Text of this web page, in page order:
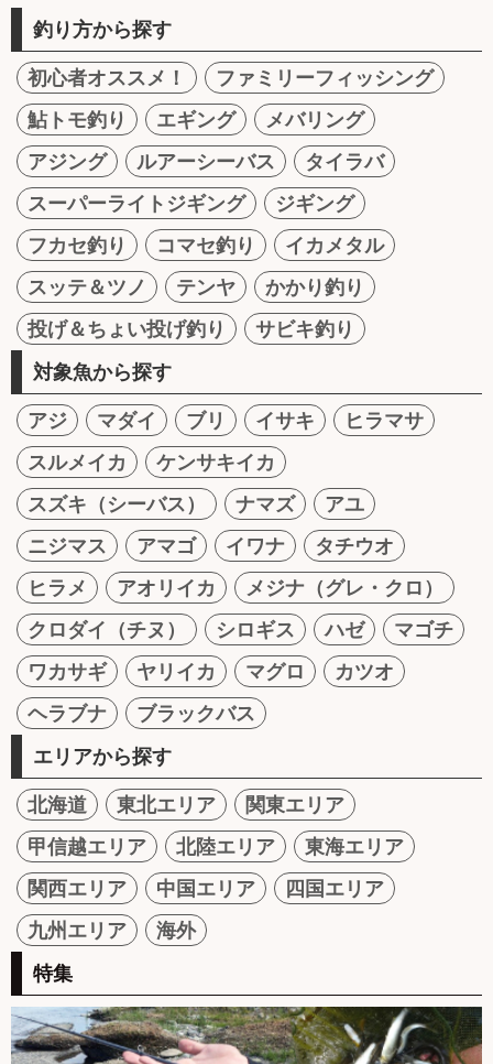
釣り方から探す
初心者オススメ！
ファミリーフィッシング
鮎トモ釣り
エギング
メバリング
アジング
ルアーシーバス
タイラバ
スーパーライトジギング
ジギング
フカセ釣り
コマセ釣り
イカメタル
スッテ＆ツノ
テンヤ
かかり釣り
投げ＆ちょい投げ釣り
サビキ釣り
対象魚から探す
アジ マダイ ブリ イサキ
ヒラマサ
スルメイカ
ケンサキイカ
スズキ（シーバス）
ナマズ
アユ
ニジマス
アマゴ イワナ
タチウオ
ヒラメ
アオリイカ
メジナ（グレ・クロ）
クロダイ（チヌ）
シロギス ハゼ
マゴチ
ワカサギ
ヤリイカ マグロ
カツオ
ヘラブナ
ブラックバス
エリアから探す
北海道 東北エリア
関東エリア
甲信越エリア
北陸エリア
東海エリア
関西エリア
中国エリア
四国エリア
九州エリア
海外
特集